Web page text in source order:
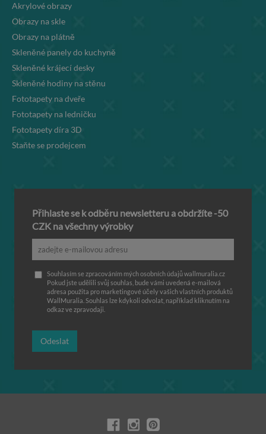
Akrylové obrazy
Obrazy na skle
Obrazy na plátně
Skleněné panely do kuchyně
Skleněné krájecí desky
Skleněné hodiny na stěnu
Fototapety na dveře
Fototapety na ledničku
Fototapety díra 3D
Staňte se prodejcem
Přihlaste se k odběru newsletteru a obdržíte -50
CZK na všechny výrobky
Souhlasím se zpracováním mých osobních údajů wallmuralia.cz
Pokud jste udělili svůj souhlas, bude vámi uvedená e-mailová
adresa použita pro marketingové účely vašich vlastních produktů
WallMuralia. Souhlas lze kdykoli odvolat, například kliknutím na
odkaz ve zpravodaji.
Odeslat